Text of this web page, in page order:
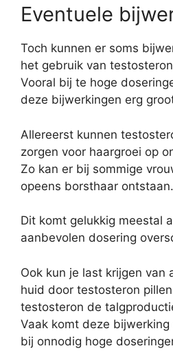
Eventuele
Toch kunnen er soms
het gebruik van
Vooral bij te hoge
deze bijwerkingen erg
Allereerst kunnen
zorgen voor haargroei op
Zo kan er bij sommige
opeens borsthaar ontstaan.
Dit komt gelukkig meestal
aanbevolen dosering
Ook kun je last krijgen van
huid door testosteron
testosteron de
Vaak komt deze
bij onnodig hoge